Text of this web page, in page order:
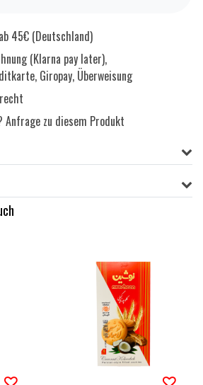
45€ (Deutschland)
(Klarna pay later),
Giropay, Überweisung
Anfrage zu diesem Produkt